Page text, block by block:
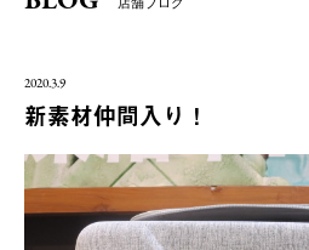
2020.3.9
新素材仲間入り！